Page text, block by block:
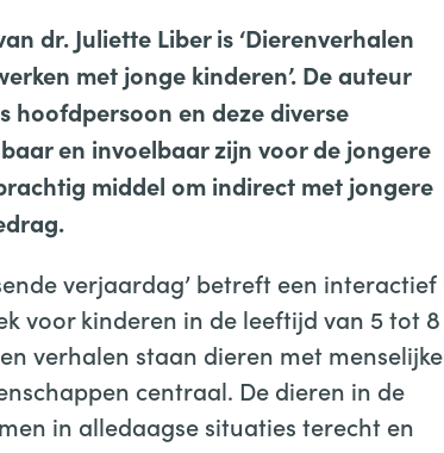
dr. Juliette Liber is ‘Dierenverhalen
met jonge kinderen’. De auteur
hoofdpersoon en deze diverse
en invoelbaar zijn voor de jongere
middel om indirect met jongere
verjaardag’ betreft een interactief
voor kinderen in de leeftijd van 5 tot 8
verhalen staan dieren met menselijke
centraal. De dieren in de
in alledaagse situaties terecht en